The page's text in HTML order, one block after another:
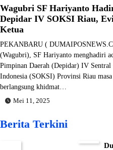
Wagubri SF Hariyanto
Depidar IV SOKSI Riau,
Ketua
PEKANBARU (
(Wagubri), SF Hariyanto menghadiri
Pimpinan Daerah (Depidar) IV
Indonesia (SOKSI) Provinsi Riau
berlangsung khidmat…
Mei 11, 2025
Berita Terkini